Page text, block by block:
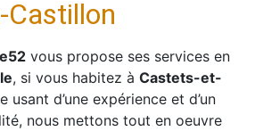
vous propose ses services en
, si vous habitez à Castets-et-
usant d’une expérience et d’un
nous mettons tout en oeuvre